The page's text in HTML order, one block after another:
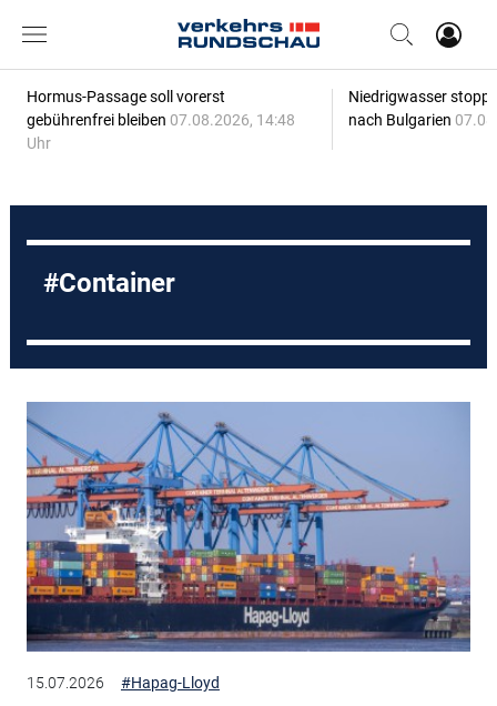
Hormus-Passage soll vorerst
gebührenfrei bleiben 07.08.2026, 14:48
Uhr
Niedrigwasser
nach Bulgarien
Container
15.07.2026 #Hapag-Lloyd